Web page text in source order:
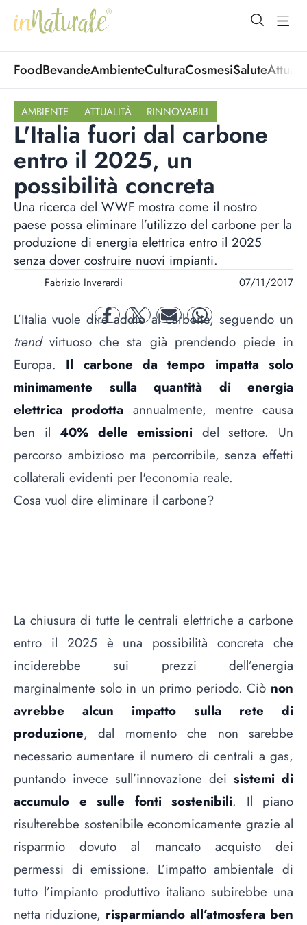
open
FoodBevandeAmbienteCulturaCosmesiSalute
AMBIENTE ATTUALITÀ RINNOVABILI
L'Italia fuori dal carbone
entro il 2025, un
possibilità concreta
Una ricerca del WWF mostra come il nostro
paese possa eliminare l’utilizzo del carbone per la
produzione di energia elettrica entro il 2025
senza dover costruire nuovi impianti.
Fabrizio Inverardi 07/11/2017
facebooktwitter mail whatsapp
L’Italia vuole dire addio al carbone, seguendo un
trendvirtuoso che sta già prendendo piede in
Europa. Il carbone da tempo impatta solo
minimamente sulla quantità di energia
elettrica prodotta annualmente, mentre causa
ben il40% delle emissioni del settore. Un
percorso ambizioso ma percorribile, senza effetti
collaterali evidenti per l'economia reale.
Cosa vuol dire eliminare il carbone?
La chiusura di tutte le centrali elettriche a carbone
entro il 2025 è una possibilità concreta che
inciderebbe sui prezzi dell’energia
marginalmente solo in un primo periodo. Ciò non
avrebbe alcun impatto sulla rete di
produzione, dal momento che non sarebbe
necessario aumentare il numero di centrali a gas,
puntando invece sull’innovazione dei sistemi di
accumulo e sulle fonti sostenibili. Il piano
risulterebbe sostenibile economicamente grazie al
risparmio dovuto al mancato acquisto dei
permessi di emissione. L’impatto ambientale di
tutto l’impianto produttivo italiano subirebbe una
netta riduzione, risparmiando all’atmosfera ben